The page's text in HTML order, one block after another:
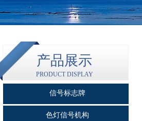
产品展示
PRODUCT DISPLAY
信号标志牌
色灯信号机构